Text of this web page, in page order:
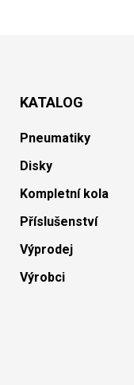
KATALOG
Pneumatiky
Disky
Kompletní kola
Příslušenství
Výprodej
Výrobci